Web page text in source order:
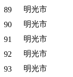
89
明光市
90
明光市
91
明光市
92
明光市
93
明光市